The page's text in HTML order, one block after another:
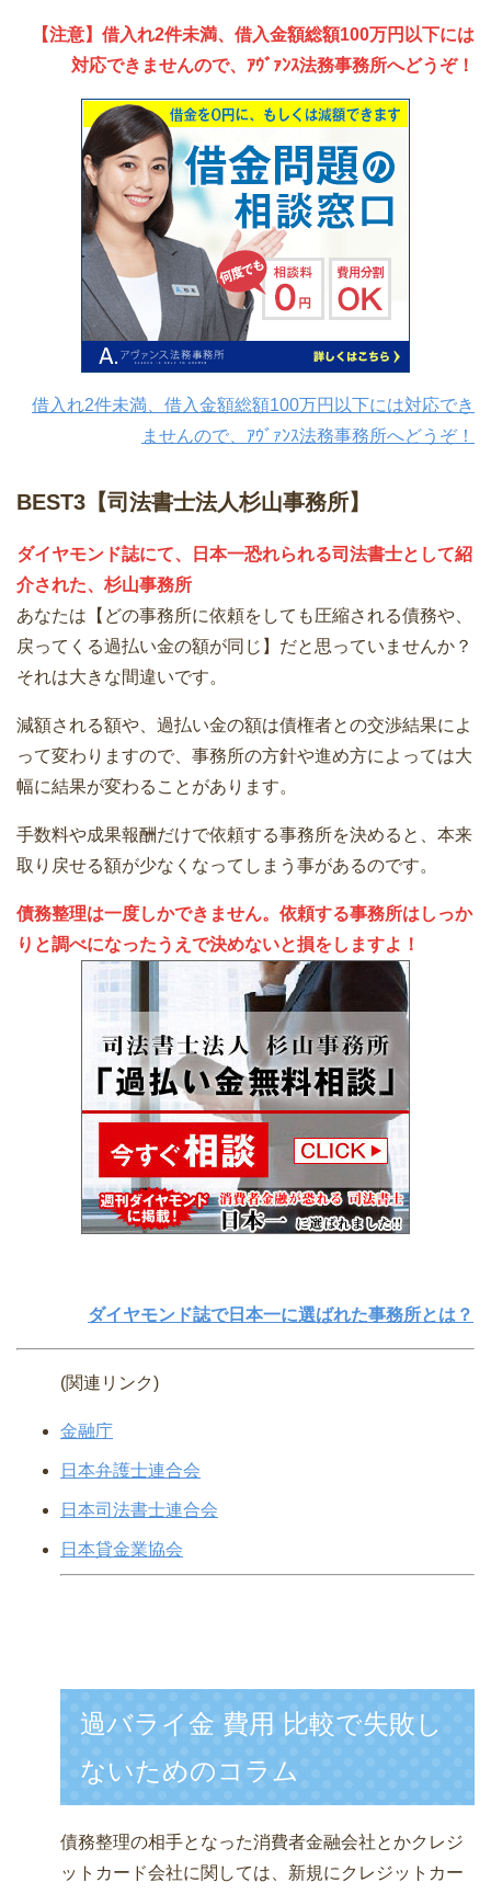
【注意】借入れ2件未満、借入金額総額100万円以下には
対応できませんので、ｱｳﾞｧﾝｽ法務事務所へどうぞ！
借入れ2件未満、借入金額総額100万円以下には対応でき
ませんので、ｱｳﾞｧﾝｽ法務事務所へどうぞ！
BEST3【司法書士法人杉山事務所】
ダイヤモンド誌にて、日本一恐れられる司法書士として紹
介された、杉山事務所
あなたは【どの事務所に依頼をしても圧縮される債務や、
戻ってくる過払い金の額が同じ】だと思っていませんか？
それは大きな間違いです。
減額される額や、過払い金の額は債権者との交渉結果によ
って変わりますので、事務所の方針や進め方によっては大
幅に結果が変わることがあります。
手数料や成果報酬だけで依頼する事務所を決めると、本来
取り戻せる額が少なくなってしまう事があるのです。
債務整理は一度しかできません。依頼する事務所はしっか
りと調べになったうえで決めないと損をしますよ！
ダイヤモンド誌で日本一に選ばれた事務所とは？
(関連リンク)
金融庁
日本弁護士連合会
日本司法書士連合会
日本貸金業協会
過バライ金 費用 比較で失敗し
ないためのコラム
債務整理の相手となった消費者金融会社とかクレジ
ットカード会社に関しては、新規にクレジットカー